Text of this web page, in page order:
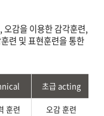
감을 이용한 감각훈련,
련 및 표현훈련을 통한
초급 acting
훈련 오감 훈련